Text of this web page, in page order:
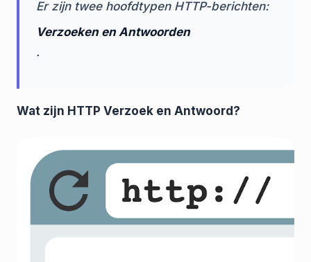
Er zijn twee hoofdtypen HTTP-berichten:
Verzoeken en Antwoorden
.
Wat zijn HTTP Verzoek en Antwoord?